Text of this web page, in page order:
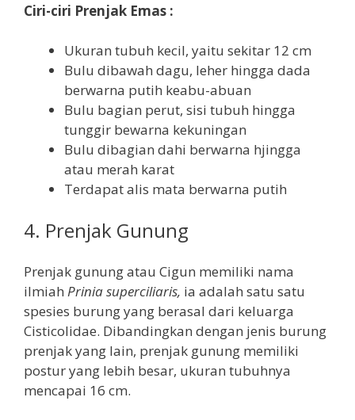
Ciri-ciri Prenjak Emas :
Ukuran tubuh kecil, yaitu sekitar 12 cm
Bulu dibawah dagu, leher hingga dada
berwarna putih keabu-abuan
Bulu bagian perut, sisi tubuh hingga
tunggir bewarna kekuningan
Bulu dibagian dahi berwarna hjingga
atau merah karat
Terdapat alis mata berwarna putih
4. Prenjak Gunung
Prenjak gunung atau Cigun memiliki nama
ilmiah Prinia superciliaris, ia adalah satu satu
spesies burung yang berasal dari keluarga
Cisticolidae. Dibandingkan dengan jenis burung
prenjak yang lain, prenjak gunung memiliki
postur yang lebih besar, ukuran tubuhnya
mencapai 16 cm.